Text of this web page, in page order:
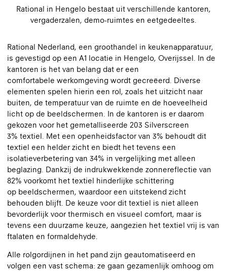
Rational in Hengelo bestaat uit verschillende kantoren,
vergaderzalen, demo-ruimtes en eetgedeeltes.
Rational Nederland, een groothandel in keukenapparatuur,
is gevestigd op een A1 locatie in Hengelo, Overijssel. In de
kantoren is het van belang dat er een
comfortabele werkomgeving wordt gecreëerd. Diverse
elementen spelen hierin een rol, zoals het uitzicht naar
buiten, de temperatuur van de ruimte en de hoeveelheid
licht op de beeldschermen. In de kantoren is er daarom
gekozen voor het gemetalliseerde 203 Silverscreen
3% textiel. Met een openheidsfactor van 3% behoudt dit
textiel een helder zicht en biedt het tevens een
isolatieverbetering van 34% in vergelijking met alleen
beglazing. Dankzij de indrukwekkende zonnereflectie van
82% voorkomt het textiel hinderlijke schittering
op beeldschermen, waardoor een uitstekend zicht
behouden blijft. De keuze voor dit textiel is niet alleen
bevorderlijk voor thermisch en visueel comfort, maar is
tevens een duurzame keuze, aangezien het textiel vrij is van
ftalaten en formaldehyde.
Alle rolgordijnen in het pand zijn geautomatiseerd en
volgen een vast schema: ze gaan gezamenlijk omhoog om